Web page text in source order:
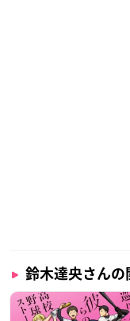
鈴木達央さんの